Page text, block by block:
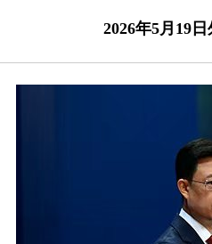
2026年5月19